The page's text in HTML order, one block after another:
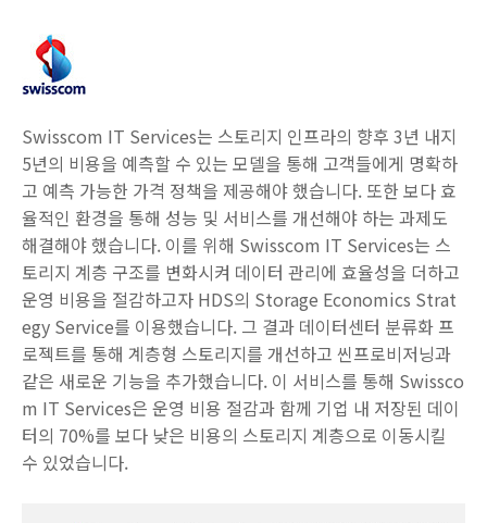
Swisscom IT Services는 스토리지 인프라의 향후 3년 내지
5년의 비용을 예측할 수 있는 모델을 통해 고객들에게 명확하
고 예측 가능한 가격 정책을 제공해야 했습니다. 또한 보다 효
율적인 환경을 통해 성능 및 서비스를 개선해야 하는 과제도
해결해야 했습니다. 이를 위해 Swisscom IT Services는 스
토리지 계층 구조를 변화시켜 데이터 관리에 효율성을 더하고
운영 비용을 절감하고자 HDS의 Storage Economics Strat
egy Service를 이용했습니다. 그 결과 데이터센터 분류화 프
로젝트를 통해 계층형 스토리지를 개선하고 씬프로비저닝과
같은 새로운 기능을 추가했습니다. 이 서비스를 통해 Swissco
m IT Services은 운영 비용 절감과 함께 기업 내 저장된 데이
터의 70%를 보다 낮은 비용의 스토리지 계층으로 이동시킬
수 있었습니다.